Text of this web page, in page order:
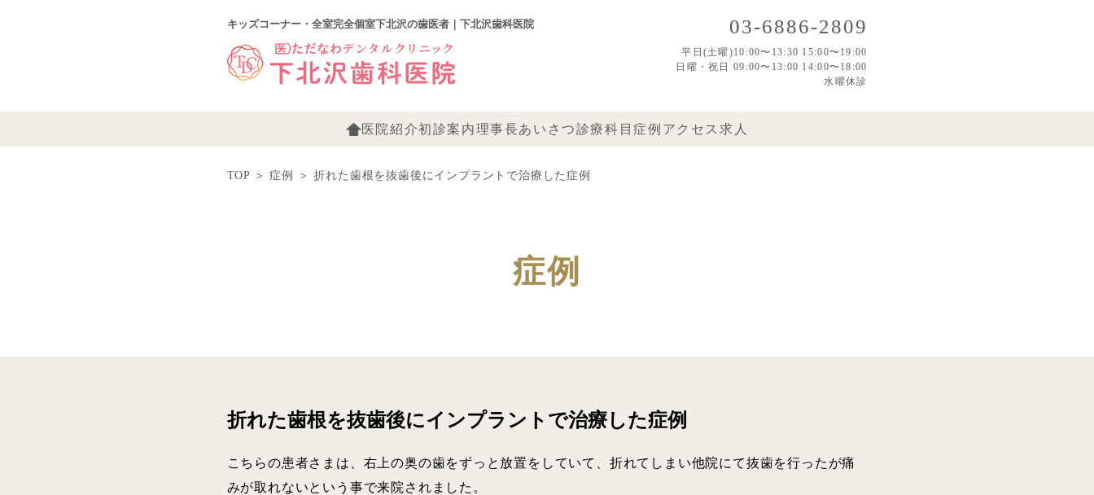
キッズコーナー・全室完全個室下北沢の歯医者｜下北沢歯科医院 03-6886-2809
平日(土曜)10:00〜13:30 15:00〜19:00
日曜・祝日 09:00〜13:00 14:00〜18:00
水曜休診
医院紹介初診案内理事長あいさつ診療科目症例 アクセス 求人
TOP＞症例 ＞折れた歯根を抜歯後にインプラントで治療した症例
症例
折れた歯根を抜歯後にインプラントで治療した症例
こちらの患者さまは、右上の奥の歯をずっと放置をしていて、折れてしまい他院にて抜歯を行ったが痛
みが取れないという事で来院されました。